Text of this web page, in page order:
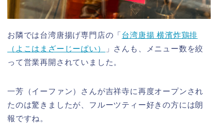
お隣では台湾唐揚げ専門店の「 台湾唐揚 横濱炸鶏排
（よこはまざーじーぱい）
」さんも、メニュー数を絞
って営業再開されていました。
一芳（イーファン）さんが吉祥寺に再度オープンされ
たのは驚きましたが、フルーツティー好きの方には朗
報ですね。